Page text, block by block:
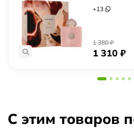
+13
1 380₽
1 310₽
С этим товаров